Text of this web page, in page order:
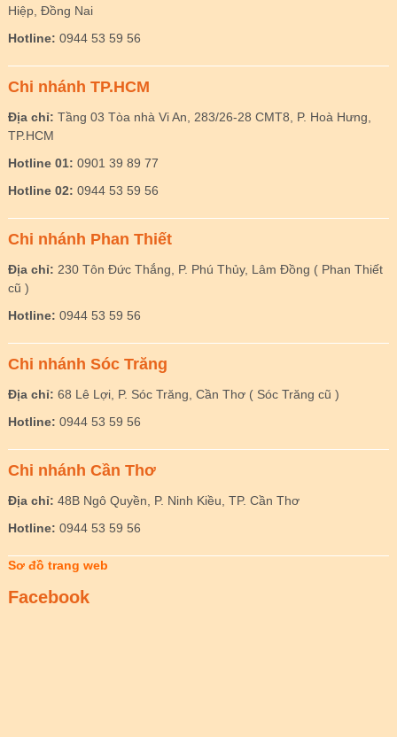
Hiệp, Đồng Nai
Hotline: 0944 53 59 56
Chi nhánh TP.HCM
Địa chỉ: Tầng 03 Tòa nhà Vi An, 283/26-28 CMT8, P. Hoà Hưng,
TP.HCM
Hotline 01: 0901 39 89 77
Hotline 02: 0944 53 59 56
Chi nhánh Phan Thiết
Địa chỉ: 230 Tôn Đức Thắng, P. Phú Thủy, Lâm Đồng ( Phan Thiết
cũ )
Hotline: 0944 53 59 56
Chi nhánh Sóc Trăng
Địa chỉ: 68 Lê Lợi, P. Sóc Trăng, Cần Thơ ( Sóc Trăng cũ )
Hotline: 0944 53 59 56
Chi nhánh Cần Thơ
Địa chỉ: 48B Ngô Quyền, P. Ninh Kiều, TP. Cần Thơ
Hotline: 0944 53 59 56
Sơ đồ trang web
Facebook